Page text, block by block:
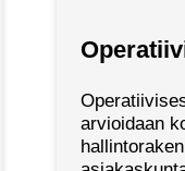
arvioidaan